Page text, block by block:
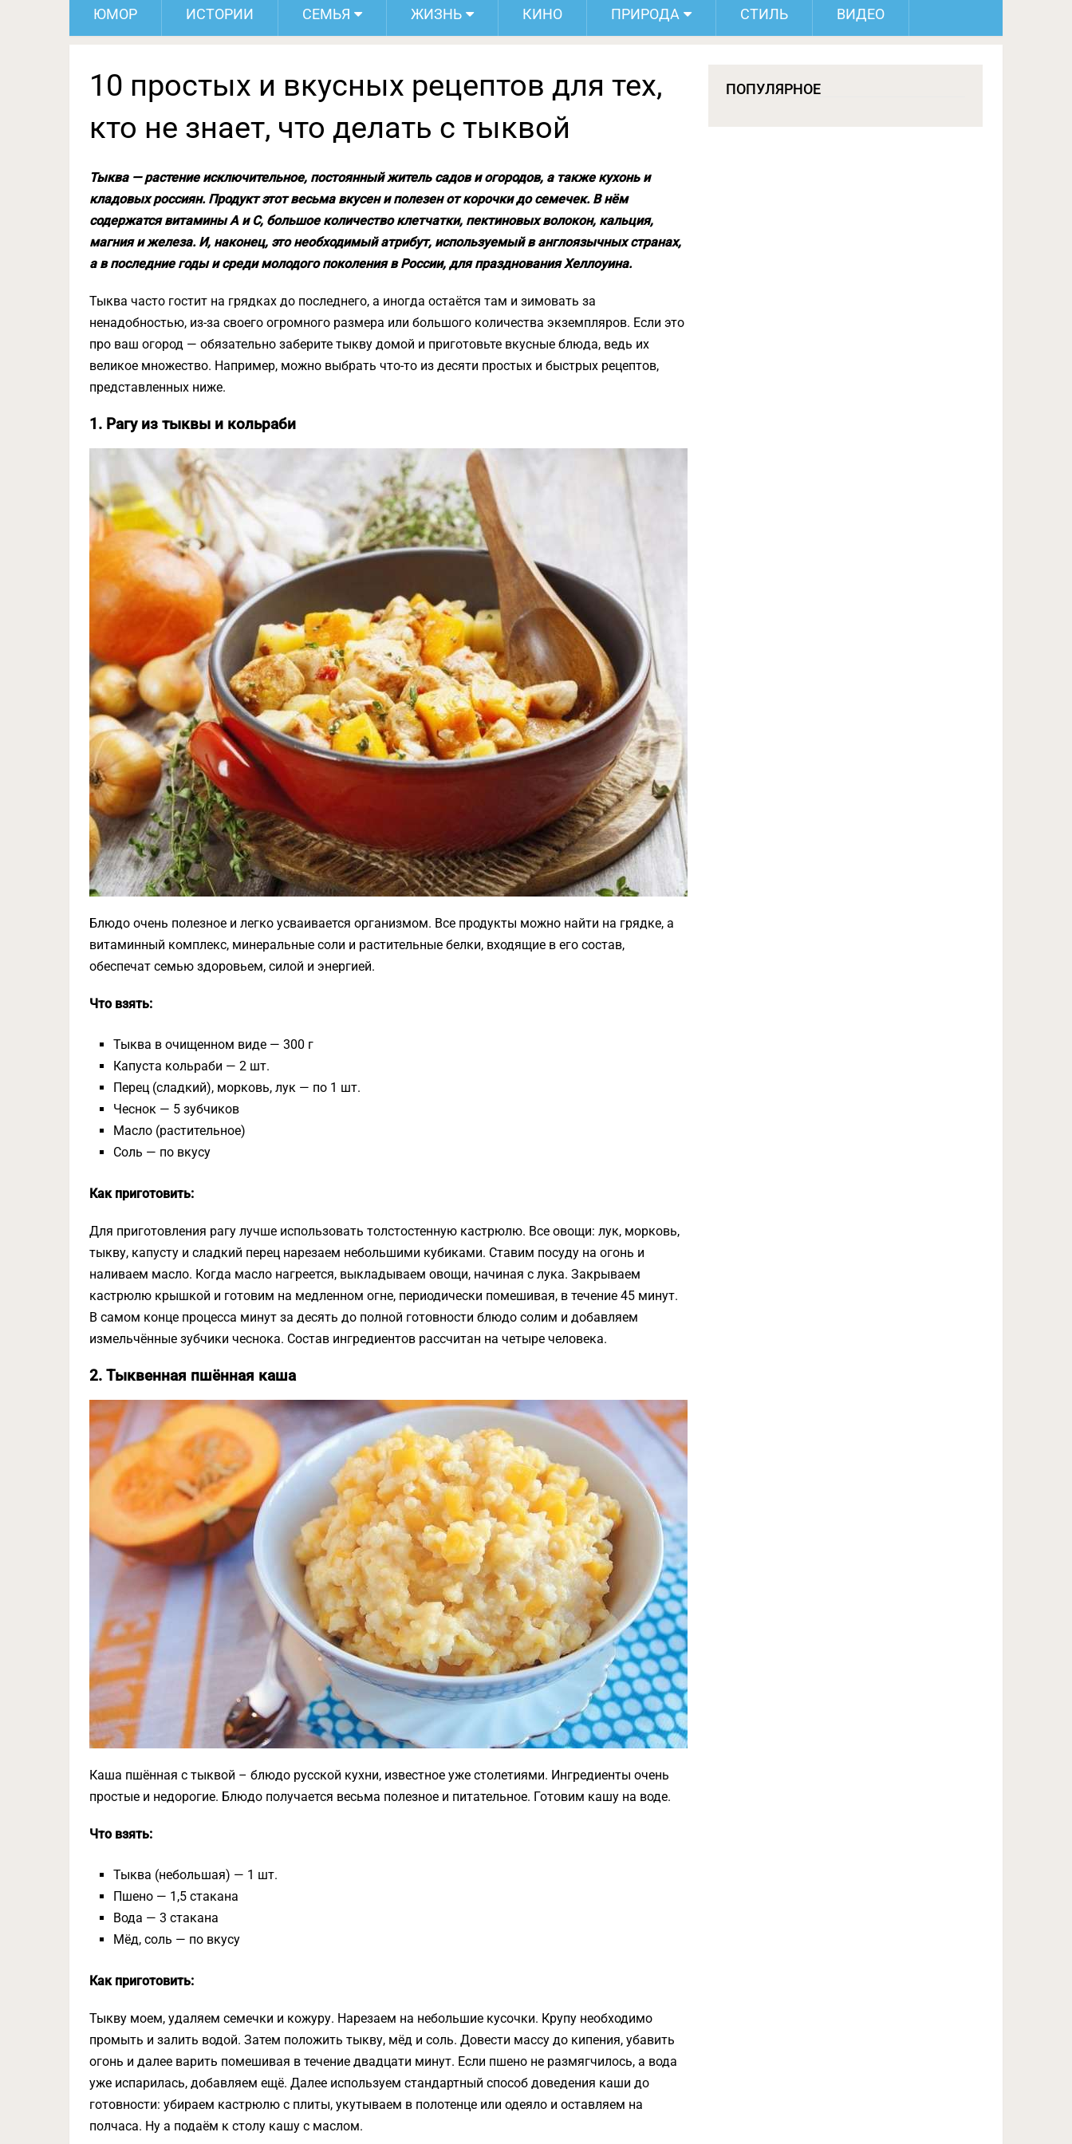
ЮМОР ИСТОРИИ СЕМЬЯ ЖИЗНЬ КИНО ПРИРОДА СТИЛЬ ВИДЕО
10 простых и вкусных рецептов для тех,
кто не знает, что делать с тыквой
Тыква — растение исключительное, постоянный житель садов и огородов, а также кухонь и
кладовых россиян. Продукт этот весьма вкусен и полезен от корочки до семечек. В нём
содержатся витамины А и С, большое количество клетчатки, пектиновых волокон, кальция,
магния и железа. И, наконец, это необходимый атрибут, используемый в англоязычных странах,
а в последние годы и среди молодого поколения в России, для празднования Хеллоуина.
Тыква часто гостит на грядках до последнего, а иногда остаётся там и зимовать за
ненадобностью, из-за своего огромного размера или большого количества экземпляров. Если это
про ваш огород — обязательно заберите тыкву домой и приготовьте вкусные блюда, ведь их
великое множество. Например, можно выбрать что-то из десяти простых и быстрых рецептов,
представленных ниже.
1. Рагу из тыквы и кольраби
Блюдо очень полезное и легко усваивается организмом. Все продукты можно найти на грядке, а
витаминный комплекс, минеральные соли и растительные белки, входящие в его состав,
обеспечат семью здоровьем, силой и энергией.
Что взять:
Тыква в очищенном виде — 300 г
Капуста кольраби — 2 шт.
Перец (сладкий), морковь, лук — по 1 шт.
Чеснок — 5 зубчиков
Масло (растительное)
Соль — по вкусу
Как приготовить:
Для приготовления рагу лучше использовать толстостенную кастрюлю. Все овощи: лук, морковь,
тыкву, капусту и сладкий перец нарезаем небольшими кубиками. Ставим посуду на огонь и
наливаем масло. Когда масло нагреется, выкладываем овощи, начиная с лука. Закрываем
кастрюлю крышкой и готовим на медленном огне, периодически помешивая, в течение 45 минут.
В самом конце процесса минут за десять до полной готовности блюдо солим и добавляем
измельчённые зубчики чеснока. Состав ингредиентов рассчитан на четыре человека.
2. Тыквенная пшённая каша
Каша пшённая с тыквой – блюдо русской кухни, известное уже столетиями. Ингредиенты очень
простые и недорогие. Блюдо получается весьма полезное и питательное. Готовим кашу на воде.
Что взять:
Тыква (небольшая) — 1 шт.
Пшено — 1,5 стакана
Вода — 3 стакана
Мёд, соль — по вкусу
Как приготовить:
Тыкву моем, удаляем семечки и кожуру. Нарезаем на небольшие кусочки. Крупу необходимо
промыть и залить водой. Затем положить тыкву, мёд и соль. Довести массу до кипения, убавить
огонь и далее варить помешивая в течение двадцати минут. Если пшено не размягчилось, а вода
уже испарилась, добавляем ещё. Далее используем стандартный способ доведения каши до
готовности: убираем кастрюлю с плиты, укутываем в полотенце или одеяло и оставляем на
полчаса. Ну а подаём к столу кашу с маслом.
ПОПУЛЯРНОЕ